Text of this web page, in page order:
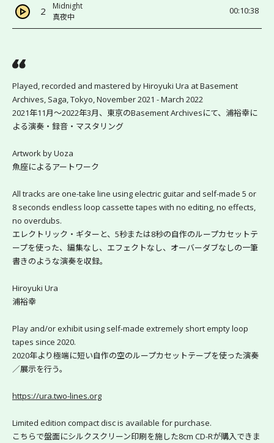
2
Midnight
真夜中
00:10:38
Played, recorded and mastered by Hiroyuki Ura at Basement
Archives, Saga, Tokyo, November 2021 - March 2022
2021年11月〜2022年3月、東京のBasement Archivesにて、浦裕幸に
よる演奏・録音・マスタリング
Artwork by Uoza
魚座によるアートワーク
All tracks are one-take line using electric guitar and self-made 5 or
8 seconds endless loop cassette tapes with no editing, no effects,
no overdubs.
エレクトリック・ギターと、5秒または8秒の自作のループカセットテ
ープを使った、編集なし、エフェクトなし、オーバーダブなしの一筆
書きのような演奏を収録。
Hiroyuki Ura
浦裕幸
Play and/or exhibit using self-made extremely short empty loop
tapes since 2020.
2020年より極端に短い自作の空のループカセットテープを使った演奏
／展示を行う。
https://ura.two-lines.org
Limited edition compact disc is available for purchase.
こちらで盤面にシルクスクリーン印刷を施した8cm CD-Rが購入できま